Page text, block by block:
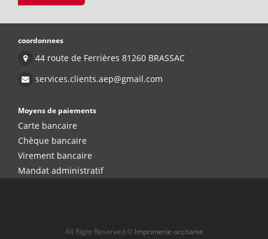
coordonnees
44 route de Ferrières 81260 BRASSAC
services.clients.aep@gmail.com
Moyens de paiements
Carte bancaire
Chèque bancaire
Virement bancaire
Mandat administratif
All Right Reserved © Imprimerie occitanie